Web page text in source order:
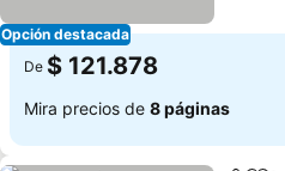
Opción destacada
De $ 121.878
Mira precios de 8 páginas